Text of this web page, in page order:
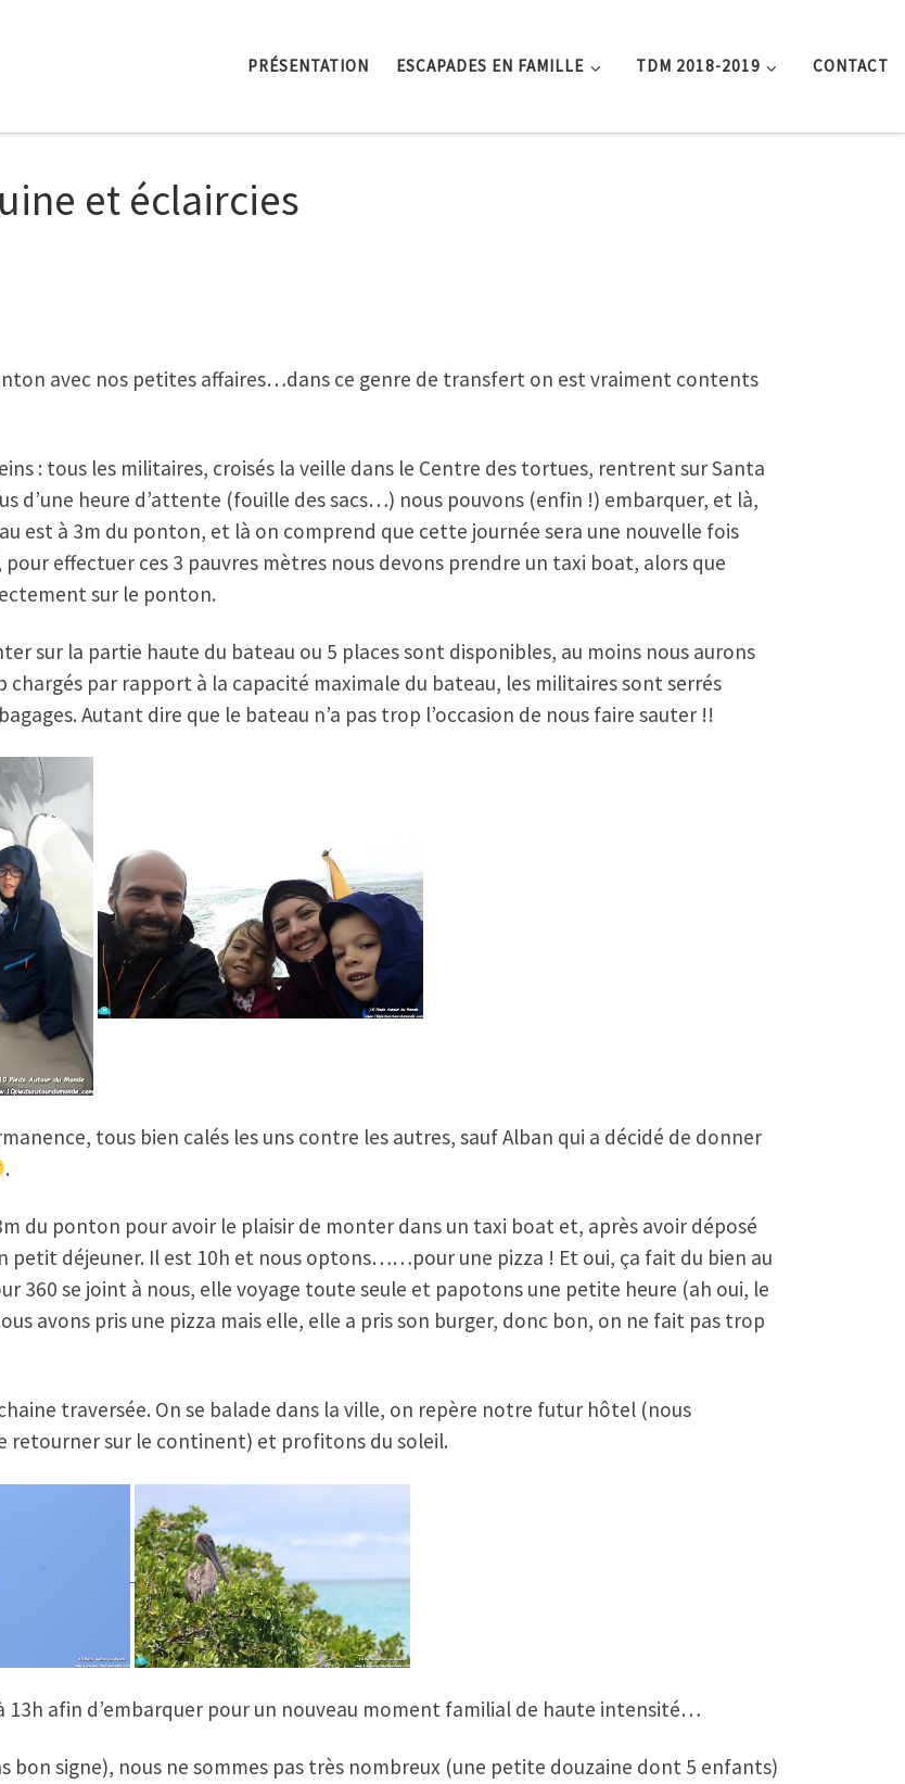
PRÉSENTATION ESCAPADES EN FAMILLE TDM 2018-2019 CONTACT
et éclaircies
avec nos petites affaires…dans ce genre de transfert on est vraiment contents
: tous les militaires, croisés la veille dans le Centre des tortues, rentrent sur Santa
d’une heure d’attente (fouille des sacs…) nous pouvons (enfin !) embarquer, et là,
est à 3m du ponton, et là on comprend que cette journée sera une nouvelle fois
effectuer ces 3 pauvres mètres nous devons prendre un taxi boat, alors que
sur le ponton.
sur la partie haute du bateau ou 5 places sont disponibles, au moins nous aurons
chargés par rapport à la capacité maximale du bateau, les militaires sont serrés
Autant dire que le bateau n’a pas trop l’occasion de nous faire sauter !!
tous bien calés les uns contre les autres, sauf Alban qui a décidé de donner
.
du ponton pour avoir le plaisir de monter dans un taxi boat et, après avoir déposé
petit déjeuner. Il est 10h et nous optons……pour une pizza ! Et oui, ça fait du bien au
360 se joint à nous, elle voyage toute seule et papotons une petite heure (ah oui, le
avons pris une pizza mais elle, elle a pris son burger, donc bon, on ne fait pas trop
traversée. On se balade dans la ville, on repère notre futur hôtel (nous
retourner sur le continent) et profitons du soleil.
13h afin d’embarquer pour un nouveau moment familial de haute intensité…
bon signe), nous ne sommes pas très nombreux (une petite douzaine dont 5 enfants)